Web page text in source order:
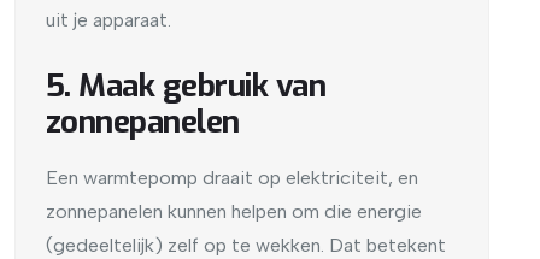
uit je apparaat.
5. Maak gebruik van
zonnepanelen
Een warmtepomp draait op elektriciteit, en
zonnepanelen kunnen helpen om die energie
(gedeeltelijk) zelf op te wekken. Dat betekent